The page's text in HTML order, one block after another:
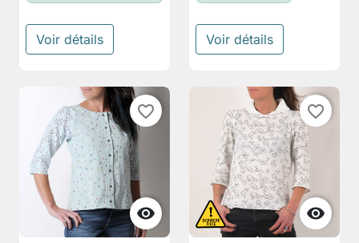
Voir détails Voir détails

favorite_border

favorite_border